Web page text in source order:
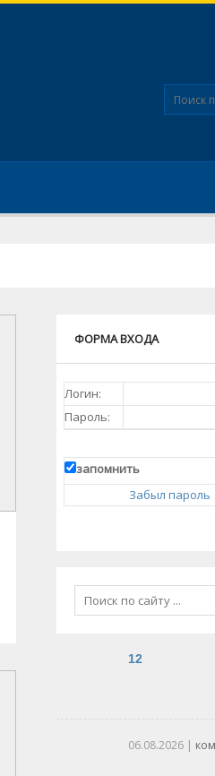
ФОРМА ВХОДА
Логин:
Пароль:
запомнить
Забыл пароль
12
06.08.2026 |